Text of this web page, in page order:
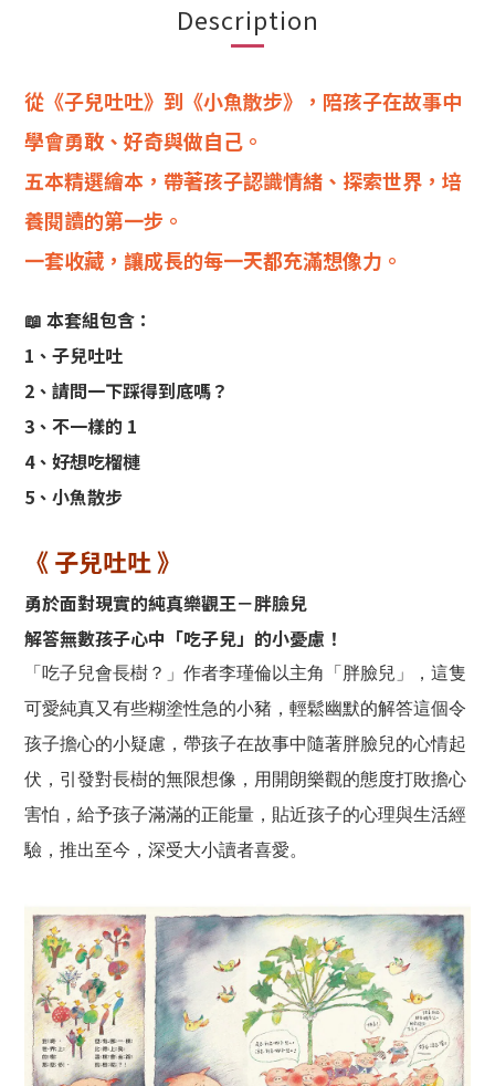
Description
從《子兒吐吐》到《小魚散步》，陪孩子在故事中
學會勇敢、好奇與做自己。
五本精選繪本，帶著孩子認識情緒、探索世界，培
養閱讀的第一步。
一套收藏，讓成長的每一天都充滿想像力。
📖 本套組包含：
1、子兒吐吐
2、請問一下踩得到底嗎？
3、不一樣的 1
4、好想吃榴槤
5、小魚散步
《 子兒吐吐 》
勇於面對現實的純真樂觀王－胖臉兒
解答無數孩子心中「吃子兒」的小憂慮！
「吃子兒會長樹？」作者李瑾倫以主角「胖臉兒」，這隻
可愛純真又有些糊塗性急的小豬，輕鬆幽默的解答這個令
孩子擔心的小疑慮，帶孩子在故事中隨著胖臉兒的心情起
伏，引發對長樹的無限想像，用開朗樂觀的態度打敗擔心
害怕，給予孩子滿滿的正能量，貼近孩子的心理與生活經
驗，推出至今，深受大小讀者喜愛。